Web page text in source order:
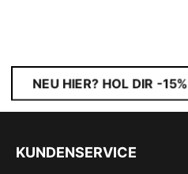
NEU HIER? HOL DIR -15%
KUNDENSERVICE